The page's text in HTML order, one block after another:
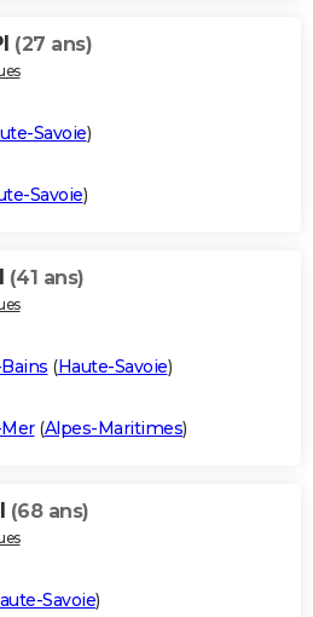
(27 ans)
Savoie)
Savoie)
(41 ans)
(Haute-Savoie)
(Alpes-Maritimes)
(68 ans)
Savoie)